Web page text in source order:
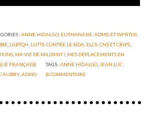
:ANNE HIDALGO, EUTHANASIE, ADMD ET WFRTDS,
LGBTQI+ LUTTE CONTRE LE SIDA, ELCS, CNS ET CRIPS
MA VIE DE MILITANT ! MES DÉPLACEMENTS EN
FRANÇAISE TAGS :ANNE HIDALGO JEAN LUC
AUBRY,ADMD 0COMMENTAIRE